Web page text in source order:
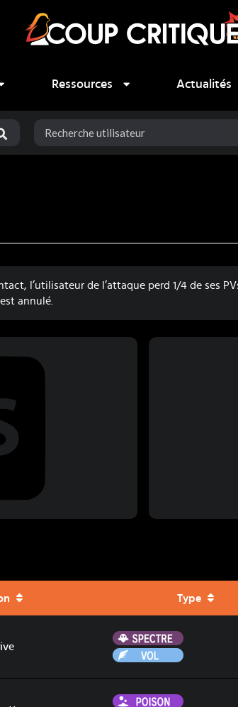
Ressources Actualités
l’utilisateur de l’attaque perd 1/4 de ses
annulé.
Type
Spectre
Vol
Poison